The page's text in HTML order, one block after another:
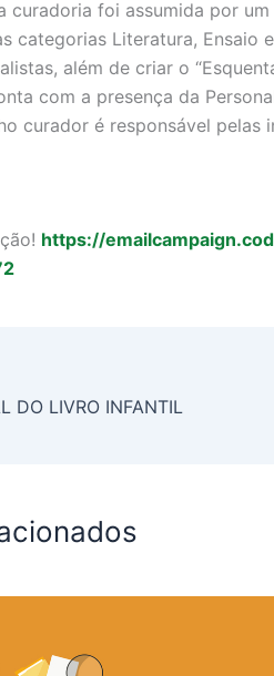
curadoria foi assumida por
categorias Literatura,
além de criar o
com a presença da
curador é responsável pelas
https://
DO LIVRO INFANTIL